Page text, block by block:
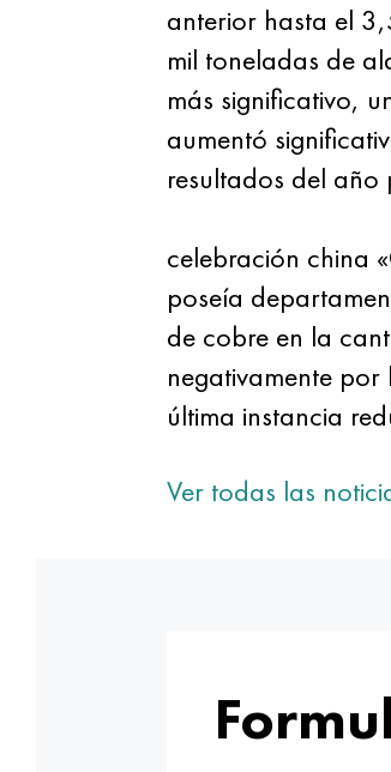
anterior hasta el
mil toneladas de
más significativo,
aumentó
resultados del
celebración china
poseía
de cobre en la
negativamente
última instancia
Ver todas las